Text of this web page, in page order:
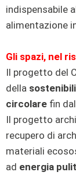
indispensabile
alimentazione
Gli spazi, nel
Il progetto del
della
circolare fin
Il progetto
recupero di
materiali
ad energia